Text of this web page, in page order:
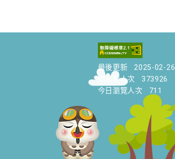
最後更新
2025-02-26
總瀏覽人次
373926
今日瀏覽人次
711